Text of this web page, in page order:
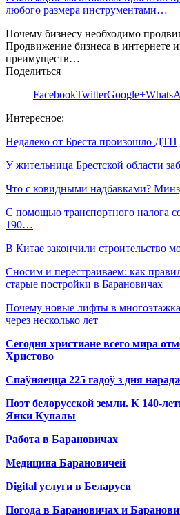
любого размера инструментами…
Почему бизнесу необходимо
Продвижение бизнеса в интернете
преимуществ…
Поделиться
FacebookTwitterGoogle+
Интересное:
Недалеко от Бреста произошло ДТП
У жительница Брестской области
Что с ковидными надбавками?
С помощью транспортного налога
190…
В Китае закончили строительство
Сносим и перестраиваем: как
старые постройки в Барановичах
Почему новые лифты в
через несколько лет
Сегодня христиане всего мира
Христово
Спаўняецца 225 гадоў з дня
Поэт белорусской земли. К 140-
Янки Купалы
Работа в Барановичах
Медицина Барановичей
Digital услуги в Беларуси
Погода в Барановичах и